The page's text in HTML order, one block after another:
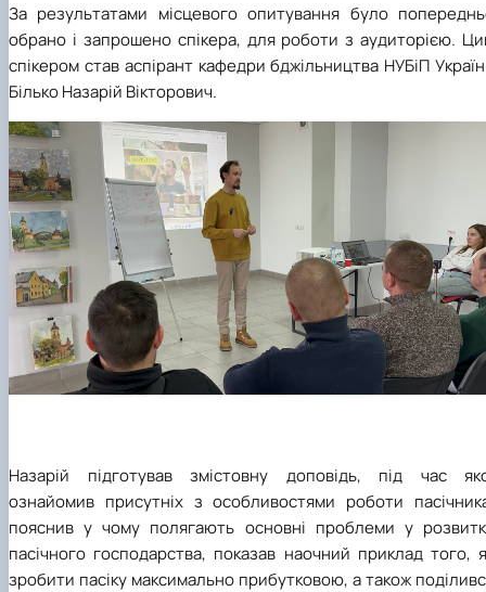
За результатами місцевого опитування було
обрано і запрошено спікера, для роботи з аудиторією.
спікером став аспірант кафедри бджільництва НУБіП
Білько Назарій Вікторович.
Назарій підготував змістовну доповідь, під час
ознайомив присутніх з особливостями роботи
пояснив у чому полягають основні проблеми у
пасічного господарства, показав наочний приклад того,
зробити пасіку максимально прибутковою, а також